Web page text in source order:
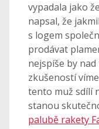
vypadala jako
napsal, že
s logem
prodávat
nejspíše by
zkušeností
tento muž sdílí
stanou
palubě rakety